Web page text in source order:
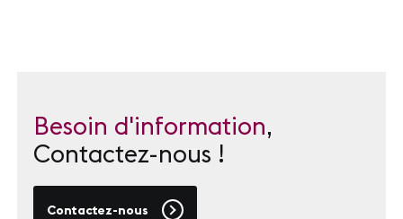
Besoin d'information,
Contactez-nous !
Contactez-nous